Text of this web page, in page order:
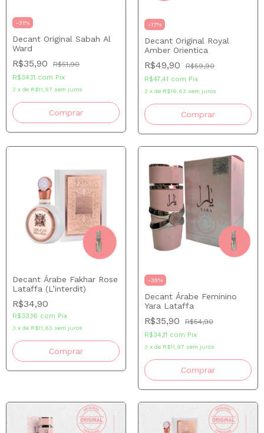
-31%
Decant Original Sabah Al
Ward
R$35,90
R$51,90
R$34,11 com Pix
3 x de R$11,97 sem juros
Comprar
-17%
Decant Original Royal
Amber Orientica
R$49,90
R$59,90
R$47,41 com Pix
3 x de R$16,63 sem juros
Comprar
Decant Árabe Fakhar Rose
Lataffa (L’interdit)
R$34,90
R$33,16 com Pix
3 x de R$11,63 sem juros
Comprar
-35%
Decant Árabe Feminino
Yara Lataffa
R$35,90
R$54,90
R$34,11 com Pix
3 x de R$11,97 sem juros
Comprar